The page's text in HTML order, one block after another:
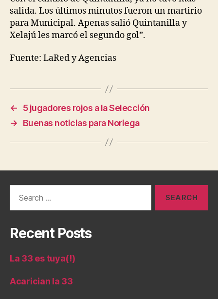
salida. Los últimos minutos fueron un martirio
para Municipal. Apenas salió Quintanilla y
Xelajú les marcó el segundo gol”.
Fuente: LaRed y Agencias
←
5 jugadores rojos a la Selección
→
Buenas noticias para Noriega
Recent Posts
La 33 es tuya(!)
Acarician la 33